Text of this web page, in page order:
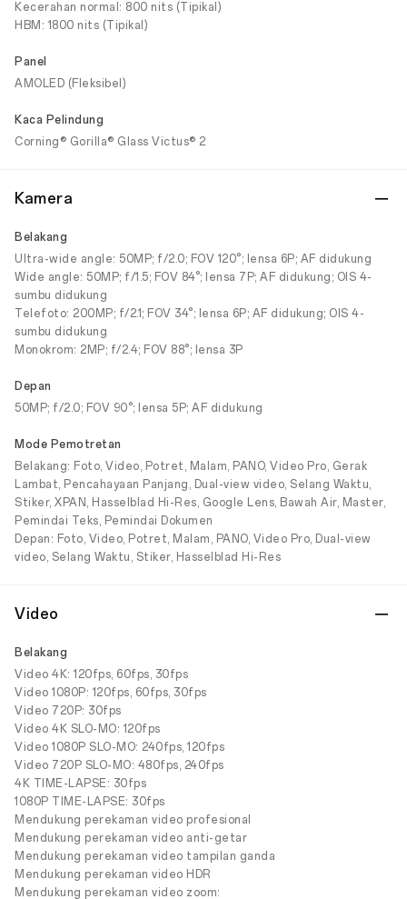
Kecerahan normal: 800 nits (Tipikal)
HBM: 1800 nits (Tipikal)
Panel
AMOLED (Fleksibel)
Kaca Pelindung
Corning® Gorilla® Glass Victus® 2
Kamera
Belakang
Ultra-wide angle: 50MP; f/2.0; FOV 120°; lensa 6P; AF didukung
Wide angle: 50MP; f/1.5; FOV 84°; lensa 7P; AF didukung; OIS 4-
sumbu didukung
Telefoto: 200MP; f/2.1; FOV 34°; lensa 6P; AF didukung; OIS 4-
sumbu didukung
Monokrom: 2MP; f/2.4; FOV 88°; lensa 3P
Depan
50MP; f/2.0; FOV 90°; lensa 5P; AF didukung
Mode Pemotretan
Belakang: Foto, Video, Potret, Malam, PANO, Video Pro, Gerak
Lambat, Pencahayaan Panjang, Dual-view video, Selang Waktu,
Stiker, XPAN, Hasselblad Hi-Res, Google Lens, Bawah Air, Master,
Pemindai Teks, Pemindai Dokumen
Depan: Foto, Video, Potret, Malam, PANO, Video Pro, Dual-view
video, Selang Waktu, Stiker, Hasselblad Hi-Res
Video
Belakang
Video 4K: 120fps, 60fps, 30fps
Video 1080P: 120fps, 60fps, 30fps
Video 720P: 30fps
Video 4K SLO-MO: 120fps
Video 1080P SLO-MO: 240fps, 120fps
Video 720P SLO-MO: 480fps, 240fps
4K TIME-LAPSE: 30fps
1080P TIME-LAPSE: 30fps
Mendukung perekaman video profesional
Mendukung perekaman video anti-getar
Mendukung perekaman video tampilan ganda
Mendukung perekaman video HDR
Mendukung perekaman video zoom: